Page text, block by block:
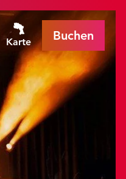
Karte Buchen